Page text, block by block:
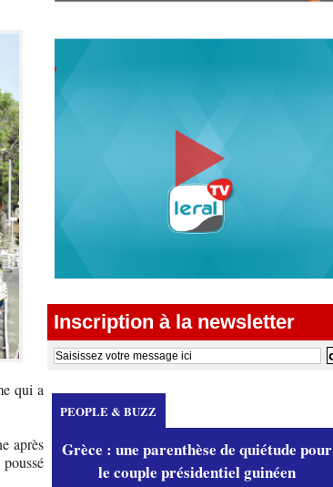
qui a
après
Inscription à la newsletter
PEOPLE & BUZZ
Grèce : une parenthèse de quiétude pour
le couple présidentiel guinéen